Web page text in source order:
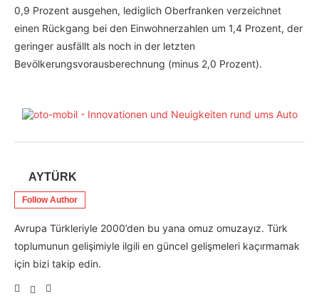
0,9 Prozent ausgehen, lediglich Oberfranken verzeichnet
einen Rückgang bei den Einwohnerzahlen um 1,4 Prozent, der
geringer ausfällt als noch in der letzten
Bevölkerungsvorausberechnung (minus 2,0 Prozent).
AYTÜRK
Follow Author
Avrupa Türkleriyle 2000’den bu yana omuz omuzayız. Türk
toplumunun gelişimiyle ilgili en güncel gelişmeleri kaçırmamak
için bizi takip edin.